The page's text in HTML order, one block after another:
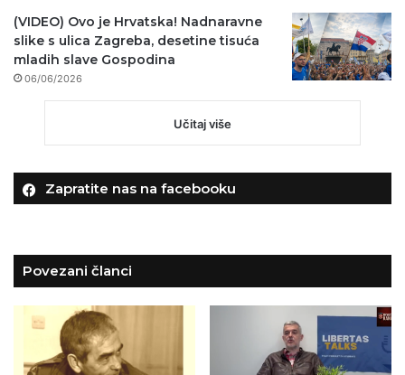
(VIDEO) Ovo je Hrvatska! Nadnaravne
slike s ulica Zagreba, desetine tisuća
mladih slave Gospodina
06/06/2026
Učitaj više
Zapratite nas na facebooku
Povezani članci